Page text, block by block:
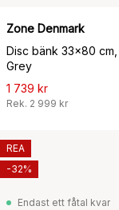
Zone Denmark
Disc bänk 33x80
Grey
1 739 kr
Rek. 2 999 kr
Endast ett fåtal kvar
REA
-32%